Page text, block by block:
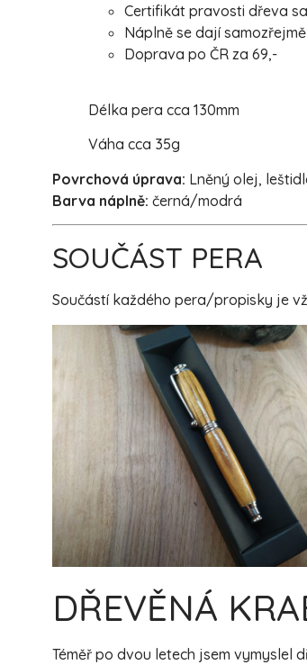
Certifikát pravosti dřeva
Náplně se dají
Doprava po ČR za 69,-
Délka pera cca 130mm
Váha cca 35g
Povrchová úprava: Lněný olej,
Barva náplně: černá/modrá
SOUČÁST PERA
Součástí každého pera/propisky je
DŘEVĚNÁ
Téměř po dvou letech jsem vymyslel